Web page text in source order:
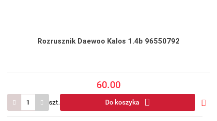
Rozrusznik Daewoo Kalos 1.4b 96550792
60.00
szt. Do koszyka